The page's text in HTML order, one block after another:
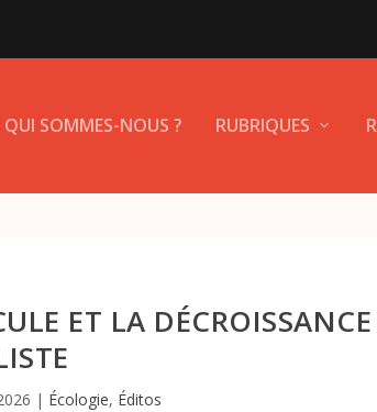
QUI SOMMES-NOUS ? RUBRIQUES
ET LA DÉCROISSANCE
| Écologie, Éditos